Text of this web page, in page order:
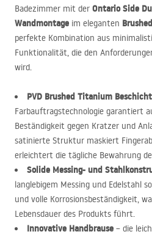
Badezimmer mit der Ontario Side
Wandmontage im eleganten
perfekte Kombination aus
Funktionalität, die den
wird.
PVD Brushed Titanium
Farbauftragstechnologie garantiert
Beständigkeit gegen Kratzer und
satinierte Struktur maskiert
erleichtert die tägliche Bewahrung
Solide Messing- und
langlebigem Messing und Edelstahl
und volle Korrosionsbeständigkeit,
Lebensdauer des Produkts führt.
Innovative Handbrause – die